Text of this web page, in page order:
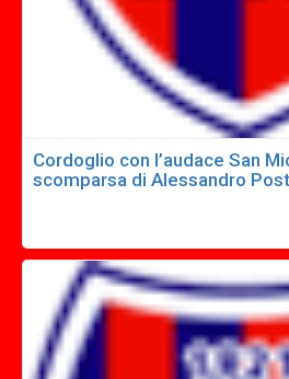
Cordoglio con l’audace San
scomparsa di Alessandro